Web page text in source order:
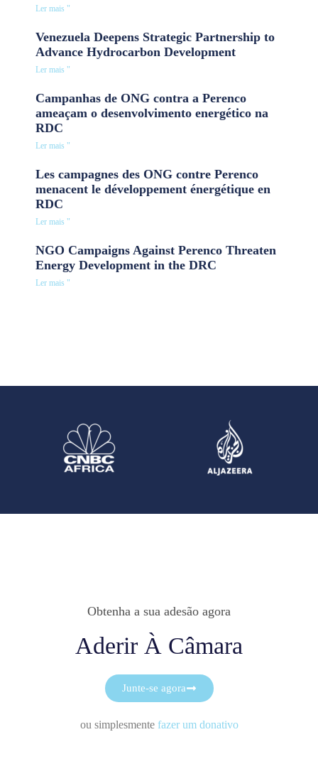
Ler mais "
Venezuela Deepens Strategic Partnership to
Advance Hydrocarbon Development
Ler mais "
Campanhas de ONG contra a Perenco
ameaçam o desenvolvimento energético na
RDC
Ler mais "
Les campagnes des ONG contre Perenco
menacent le développement énergétique en
RDC
Ler mais "
NGO Campaigns Against Perenco Threaten
Energy Development in the DRC
Ler mais "
Obtenha a sua adesão agora
Aderir À Câmara
Junte-se agora
ou simplesmente fazer um donativo